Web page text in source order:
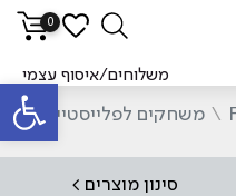
פתח
0
משלוחים/איסוף עצמי
\ משחקים לפלייסטיישן
סינון מוצרים >